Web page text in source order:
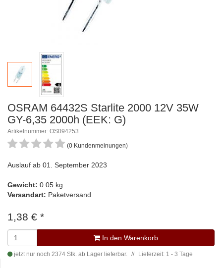
OSRAM 64432S Starlite 2000 12V 35W
GY-6,35 2000h (EEK: G)
Artikelnummer: OS094253
(0 Kundenmeinungen)
Auslauf ab 01. September 2023
Gewicht: 0.05 kg
Versandart: Paketversand
1,38 € *
In den Warenkorb
jetzt nur noch 2374 Stk. ab Lager lieferbar. Lieferzeit: 1 - 3 Tage